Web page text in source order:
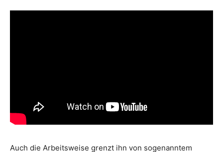
Auch die Arbeitsweise grenzt ihn von sogenanntem